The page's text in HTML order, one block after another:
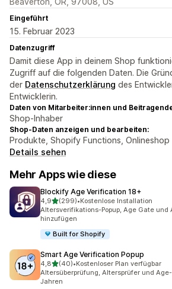
Eingeführt
15. Februar 2023
Datenzugriff
Damit diese App in deinem Shop
Zugriff auf die folgenden Daten. Die
der Datenschutzerklärung des
Entwicklerin.
Daten von Mitarbeiter:innen und
Shop-Inhaber
Shop-Daten anzeigen und bearbeiten:
Produkte, Shopify Functions, Onlineshop
Details sehen
Mehr Apps wie diese
Blockify Age Verification 18+
4,9von 5 Sternen
(299)
299 Rezensionen insgesamt
•Kostenlose Installation
Altersverifikations-Popup, Age Gate und
hinzufügen
Built for Shopify
Smart Age Verification Popup
4,8von 5 Sternen
(40)
40 Rezensionen insgesamt
•Kostenloser Plan verfügbar
Altersüberprüfung, Altersprüfer und
Jahren